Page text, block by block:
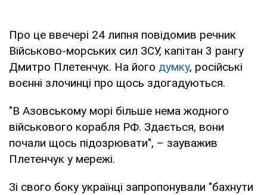
Про це ввечері 24 липня повідомив речник
Військово-морських сил ЗСУ, капітан 3 рангу
Дмитро Плетенчук. На його думку, російські
воєнні злочинці про щось здогадуються.
"В Азовському морі більше нема жодного
військового корабля РФ. Здається, вони
почали щось підозрювати", – зауважив
Плетенчук у мережі.
Зі свого боку українці запропонували "бахнути